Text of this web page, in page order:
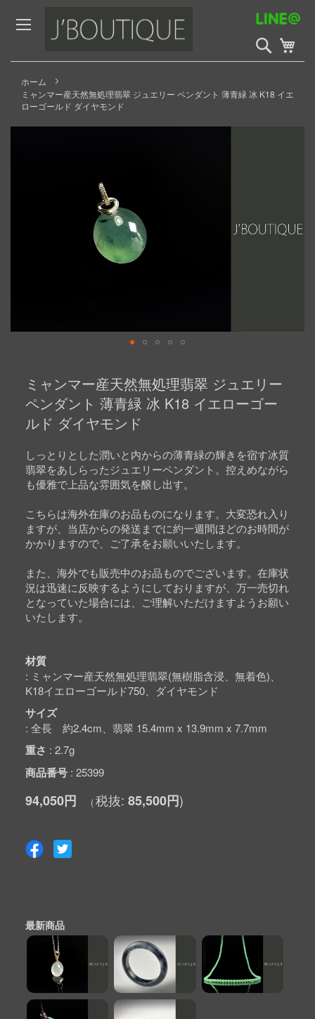
to
Content
検
索
開
ホーム
ミャンマー産天然無処理翡翠 ジュエリー ペンダント 薄青緑 冰 K18 イエ
ローゴールド ダイヤモンド
Skip
beginning
images
ミャンマー産天然無処理翡翠 ジュエリー
ペンダント 薄青緑 冰 K18 イエローゴー
ルド ダイヤモンド
しっとりとした潤いと内からの薄青緑の輝きを宿す冰質
翡翠をあしらったジュエリーペンダント。控えめながら
も優雅で上品な雰囲気を醸し出す。
こちらは海外在庫のお品ものになります。大変恐れ入り
ますが、当店からの発送までに約一週間ほどのお時間が
かかりますので、ご了承をお願いいたします。
また、海外でも販売中のお品ものでございます。在庫状
況は迅速に反映するようにしておりますが、万一売切れ
となっていた場合には、ご理解いただけますようお願い
いたします。
材質
ミャンマー産天然無処理翡翠(無樹脂含浸、無着色)、
K18イエローゴールド750、ダイヤモンド
サイズ
全長 約2.4cm、翡翠 15.4mm x 13.9mm x 7.7mm
重さ 2.7g
商品番号 25399
94,050円 85,500円
最新商品